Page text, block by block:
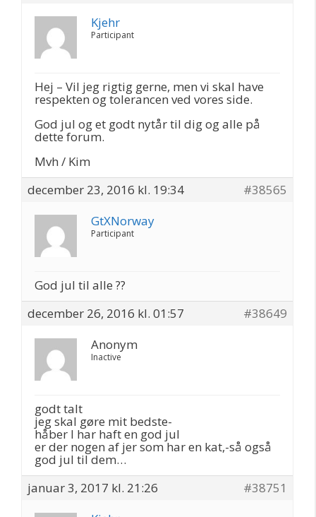
Kjehr
Participant
Hej – Vil jeg rigtig gerne, men vi skal have
respekten og tolerancen ved vores side.
God jul og et godt nytår til dig og alle på
dette forum.
Mvh / Kim
december 23, 2016 kl. 19:34
#38565
GtXNorway
Participant
God jul til alle ??
december 26, 2016 kl. 01:57
#38649
Anonym
Inactive
godt talt
jeg skal gøre mit bedste-
håber I har haft en god jul
er der nogen af jer som har en kat,-så også
god jul til dem…
januar 3, 2017 kl. 21:26
#38751